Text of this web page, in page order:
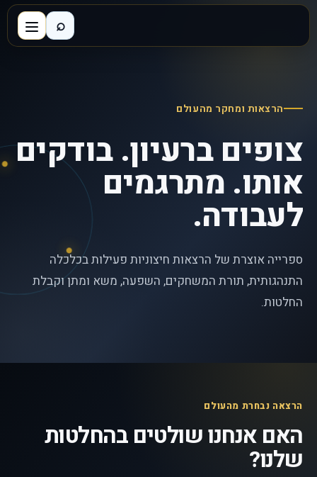
⌕
הרצאות ומחקר מהעולם
צופים ברעיון. בודקים
אותו. מתרגמים
לעבודה.
ספרייה אוצרת של הרצאות חיצוניות פעילות בכלכלה
התנהגותית, תורת המשחקים, השפעה, משא ומתן וקבלת
החלטות.
הרצאה נבחרת מהעולם
האם אנחנו שולטים בהחלטות
שלנו?